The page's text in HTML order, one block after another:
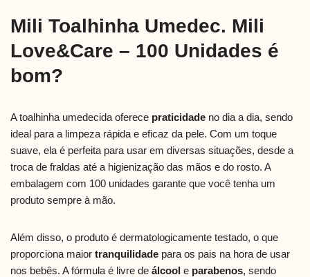
Mili Toalhinha Umedec. Mili
Love&Care – 100 Unidades é
bom?
A toalhinha umedecida oferece praticidade no dia a dia, sendo
ideal para a limpeza rápida e eficaz da pele. Com um toque
suave, ela é perfeita para usar em diversas situações, desde a
troca de fraldas até a higienização das mãos e do rosto. A
embalagem com 100 unidades garante que você tenha um
produto sempre à mão.
Além disso, o produto é dermatologicamente testado, o que
proporciona maior tranquilidade para os pais na hora de usar
nos bebês. A fórmula é livre de álcool e parabenos, sendo